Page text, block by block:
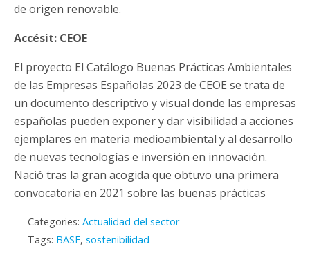
de origen renovable.
Accésit: CEOE
El proyecto El Catálogo Buenas Prácticas Ambientales
de las Empresas Españolas 2023 de CEOE se trata de
un documento descriptivo y visual donde las empresas
españolas pueden exponer y dar visibilidad a acciones
ejemplares en materia medioambiental y al desarrollo
de nuevas tecnologías e inversión en innovación.
Nació tras la gran acogida que obtuvo una primera
convocatoria en 2021 sobre las buenas prácticas
Categories: Actualidad del sector
Tags: BASF, sostenibilidad